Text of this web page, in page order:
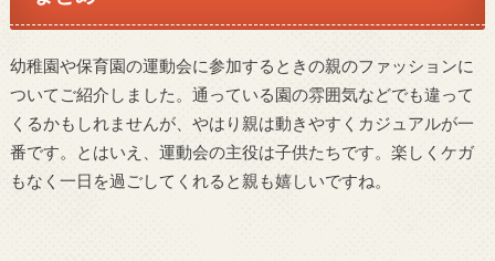
幼稚園や保育園の運動会に参加するときの親のファッションに
ついてご紹介しました。通っている園の雰囲気などでも違って
くるかもしれませんが、やはり親は動きやすくカジュアルが一
番です。とはいえ、運動会の主役は子供たちです。楽しくケガ
もなく一日を過ごしてくれると親も嬉しいですね。